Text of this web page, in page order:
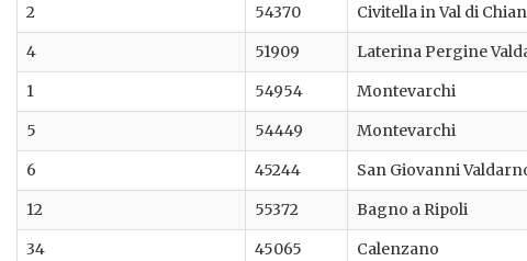
2
54370 Civitella in Val di
4
51909 Laterina Pergine
1
54954 Montevarchi
5
54449 Montevarchi
6
45244 San Giovanni
12
55372 Bagno a Ripoli
34
45065 Calenzano